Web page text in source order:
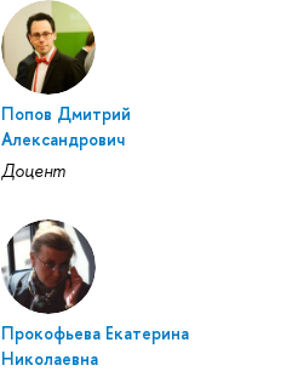
Попов Дмитрий
Александрович
Доцент
Прокофьева Екатерина
Николаевна